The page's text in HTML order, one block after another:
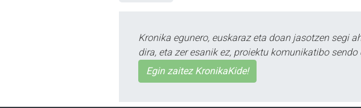
Kronika egunero, euskaraz eta doan jasotzen segi
dira, eta zer esanik ez, proiektu komunikatibo
Egin zaitez KronikaKide!